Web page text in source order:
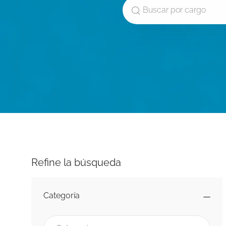
Buscar por cargo
Refine la búsqueda
Categoría